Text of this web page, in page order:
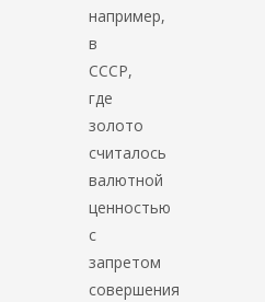
например,
в
СССР,
где
золото
считалось
валютной
ценностью
с
запретом
совершения